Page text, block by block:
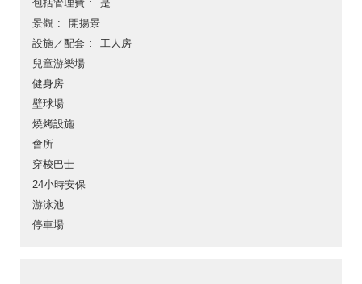
包括管理費
是
景觀
開揚景
設施／配套
工人房
兒童游樂場
健身房
壁球場
燒烤設施
會所
穿梭巴士
24小時安保
游泳池
停車場